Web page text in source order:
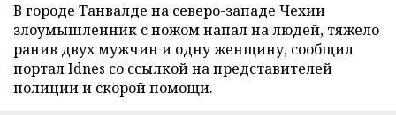
В городе Танвалде на северо-западе Чехии
злоумышленник с ножом напал на людей, тяжело
ранив двух мужчин и одну женщину, сообщил
портал Idnes со ссылкой на представителей
полиции и скорой помощи.